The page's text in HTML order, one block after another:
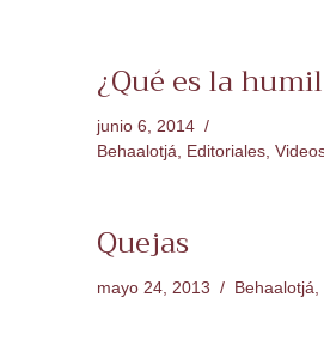
¿Qué es la
junio 6, 2014
Behaalotjá, Editoriales,
Quejas
mayo 24, 2013 Behaalotjá,